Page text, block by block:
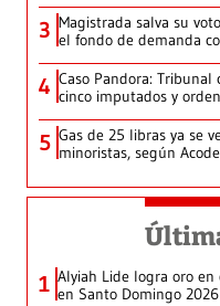
3 Magistrada salva su
el fondo de demanda
4 Caso Pandora:
cinco imputados y
5 Gas de 25 libras ya se
minoristas, según
1 Alyiah Lide logra oro
en Santo Domingo 2026